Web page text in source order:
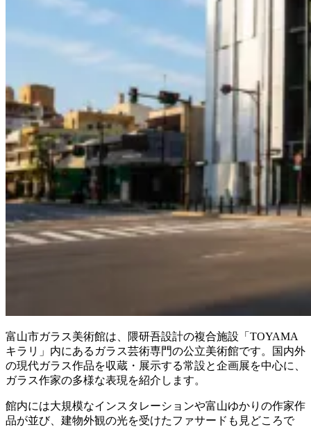
富山市ガラス美術館は、隈研吾設計の複合施設「TOYAMA
キラリ」内にあるガラス芸術専門の公立美術館です。国内外
の現代ガラス作品を収蔵・展示する常設と企画展を中心に、
ガラス作家の多様な表現を紹介します。
館内には大規模なインスタレーションや富山ゆかりの作家作
品が並び、建物外観の光を受けたファサードも見どころで